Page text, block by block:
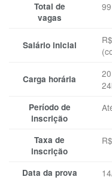
Total de
vagas
Salário inicial
Carga horária
Período de
inscrição
Taxa de
inscrição
Data da prova